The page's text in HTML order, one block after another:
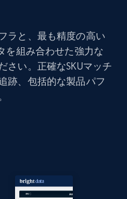
count, and
今すぐ始める
Initial
count, and
ラと、最も精度の高い
を組み合わせた強力な
さい。正確なSKUマッチ
跡、包括的な製品パフ